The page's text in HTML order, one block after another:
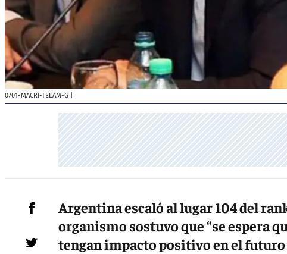
0701-MACRI-TELAM-G
Argentina escaló al lugar 104 del
organismo sostuvo que “se espera
tengan impacto positivo en el futuro